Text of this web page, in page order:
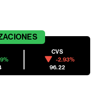
CVS
-2.93%
96.22